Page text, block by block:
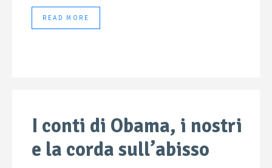
READ MORE
I conti di Obama, i nostri
e la corda sull’abisso